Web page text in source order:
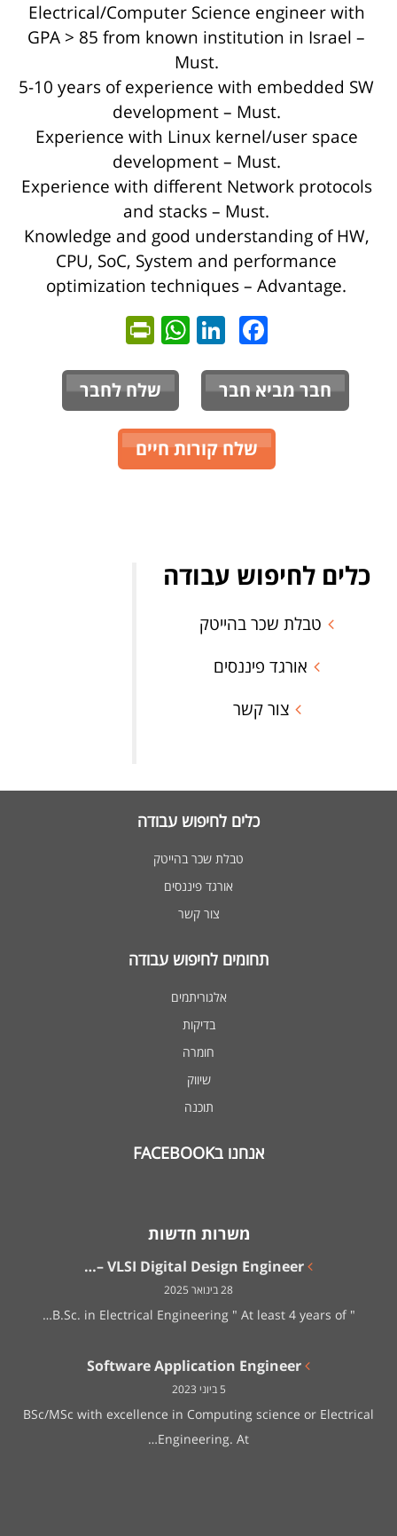
Electrical/Computer Science engineer with
GPA > 85 from known institution in Israel –
Must.
5-10 years of experience with embedded SW
development – Must.
Experience with Linux kernel/user space
development – Must.
Experience with different Network protocols
and stacks – Must.
Knowledge and good understanding of HW,
CPU, SoC, System and performance
optimization techniques – Advantage.
Facebook
LinkedIn
WhatsApp
חבר מביא חבר שלח לחבר
שלח קורות חיים
כלים לחיפוש עבודה
טבלת שכר בהייטק
אורגד פיננסים
צור קשר
כלים לחיפוש עבודה
טבלת שכר בהייטק
אורגד פיננסים
צור קשר
תחומים לחיפוש עבודה
אלגוריתמים
בדיקות
חומרה
שיווק
תוכנה
אנחנו בFACEBOOK
משרות חדשות
VLSI Digital Design Engineer –…
28 בינואר 2025
" B.Sc. in Electrical Engineering " At least 4 years of…
Software Application Engineer
5 ביוני 2023
BSc/MSc with excellence in Computing science or Electrical
Engineering. At…